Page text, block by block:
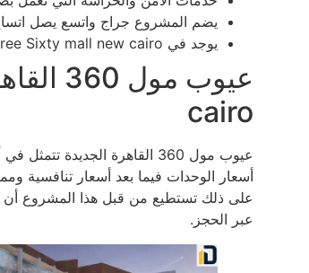
يضم المشروع جراج واتسع يصل اتساع على
يوجد في Three Sixty mall new cairo كاميرات مراقبة عالية الجودة.
cairo
عيوب مول 360 القاهرة
أسعار الوحدات فيما بعد أسعار تنافسية
على ذلك تستطيع من قبل هذا المشروع أن
عبر الحجز.